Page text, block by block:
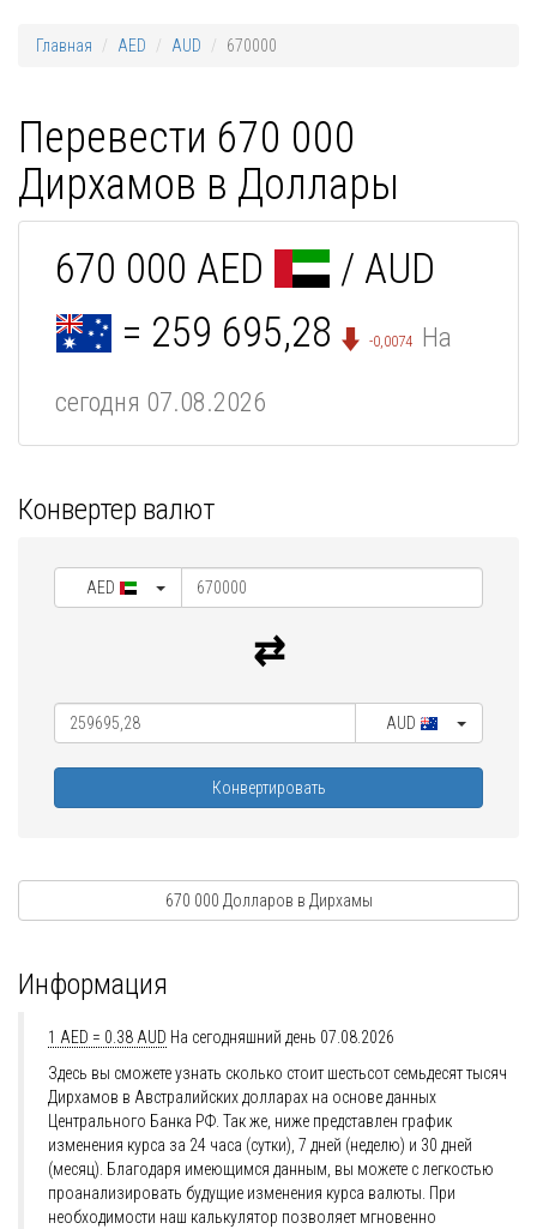
Главная AED AUD 670000
Перевести 670 000
Дирхамов в Доллары
670 000 AED
/ AUD
= 259 695,28
-0,0074 На
сегодня 07.08.2026
Конвертер валют
AED
AUD
Конвертировать
670 000 Долларов в Дирхамы
Информация
1 AED = 0.38 AUD На сегодняшний день 07.08.2026
Здесь вы сможете узнать сколько стоит шестьсот семьдесят тысяч
Дирхамов в Австралийских долларах на основе данных
Центрального Банка РФ. Так же, ниже представлен график
изменения курса за 24 часа (сутки), 7 дней (неделю) и 30 дней
(месяц). Благодаря имеющимся данным, вы можете с легкостью
проанализировать будущие изменения курса валюты. При
необходимости наш калькулятор позволяет мгновенно